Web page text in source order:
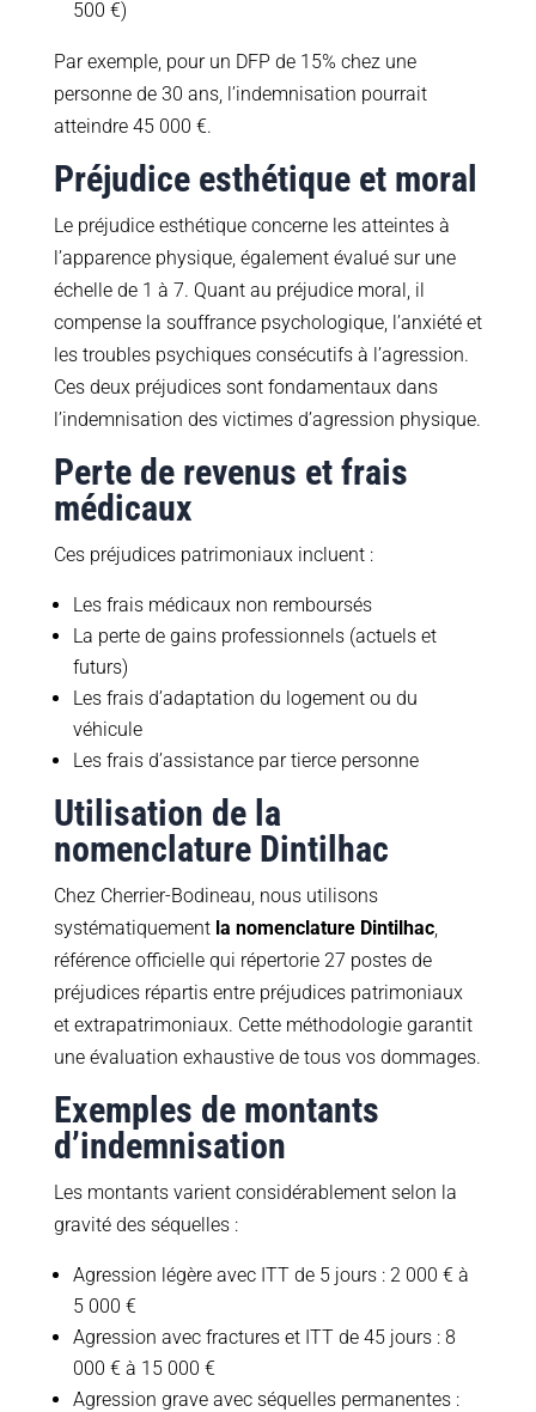
500 €)
Par exemple, pour un DFP de 15% chez une
personne de 30 ans, l’indemnisation pourrait
atteindre 45 000 €.
Préjudice esthétique et moral
Le préjudice esthétique concerne les atteintes à
l’apparence physique, également évalué sur une
échelle de 1 à 7. Quant au préjudice moral, il
compense la souffrance psychologique, l’anxiété et
les troubles psychiques consécutifs à l’agression.
Ces deux préjudices sont fondamentaux dans
l’indemnisation des victimes d’agression physique.
Perte de revenus et frais
médicaux
Ces préjudices patrimoniaux incluent :
Les frais médicaux non remboursés
La perte de gains professionnels (actuels et
futurs)
Les frais d’adaptation du logement ou du
véhicule
Les frais d’assistance par tierce personne
Utilisation de la
nomenclature Dintilhac
Chez Cherrier-Bodineau, nous utilisons
systématiquement la nomenclature Dintilhac,
référence officielle qui répertorie 27 postes de
préjudices répartis entre préjudices patrimoniaux
et extrapatrimoniaux. Cette méthodologie garantit
une évaluation exhaustive de tous vos dommages.
Exemples de montants
d’indemnisation
Les montants varient considérablement selon la
gravité des séquelles :
Agression légère avec ITT de 5 jours : 2 000 € à
5 000 €
Agression avec fractures et ITT de 45 jours : 8
000 € à 15 000 €
Agression grave avec séquelles permanentes :